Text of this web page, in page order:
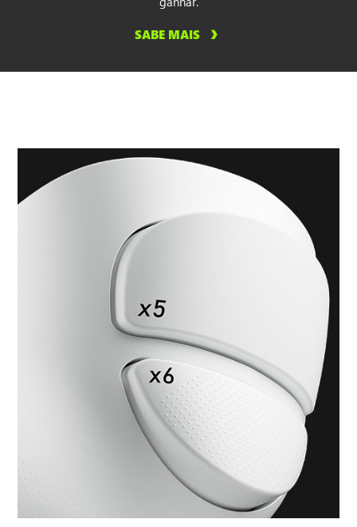
SABE MAIS